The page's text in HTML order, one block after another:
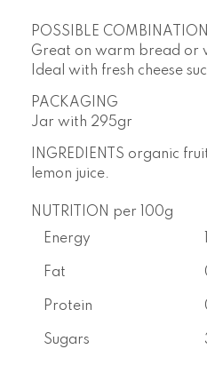
POSSIBLE
Great on warm bread or
Ideal with fresh cheese
PACKAGING
Jar with 295gr
INGREDIENTS organic
lemon juice.
NUTRITION per 100g
Energy
Fat
Protein
Sugars